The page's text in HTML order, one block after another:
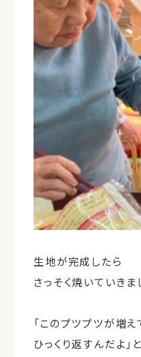
生地が完成したら
さっそく焼いていきま
「このプツプツが増え
ひっくり返すんだよ